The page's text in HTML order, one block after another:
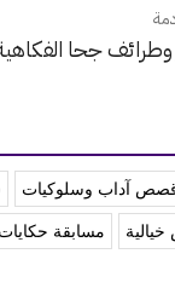
وطرائف جحا
آداب وسلوكيات
مسابقة حكايات